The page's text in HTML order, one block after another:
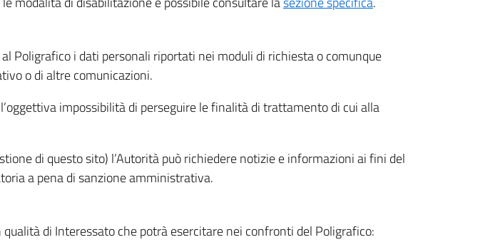
Poligrafico i dati personali riportati nei moduli di richiesta o comunque
o di altre comunicazioni.
impossibilità di perseguire le finalità di trattamento di cui alla
di questo sito) l’Autorità può richiedere notizie e informazioni ai fini del
a pena di sanzione amministrativa.
di Interessato che potrà esercitare nei confronti del Poligrafico: